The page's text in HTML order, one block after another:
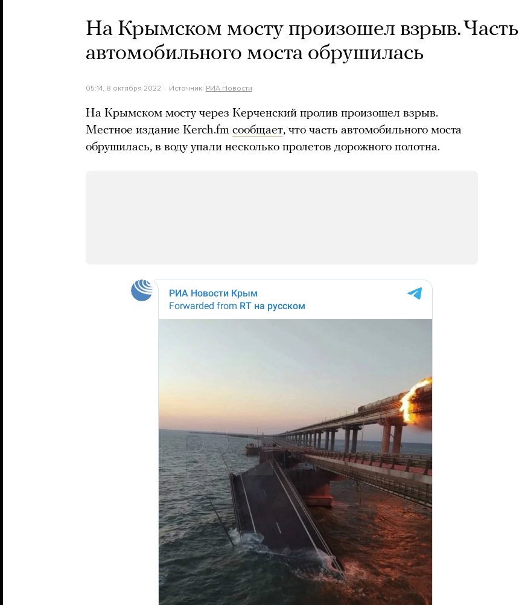
На Крымском мосту произошел взрыв. Часть
автомобильного моста обрушилась
05:14, 8 октября 2022 Источник: РИА Новости
На Крымском мосту через Керченский пролив произошел взрыв.
Местное издание Kerch.fm сообщает, что часть автомобильного моста
обрушилась, в воду упали несколько пролетов дорожного полотна.